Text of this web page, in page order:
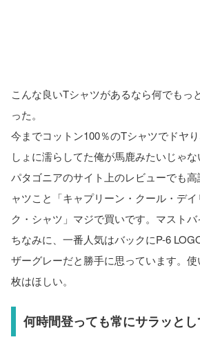
こんな良いTシャツがあるなら何でもっ
った。
今までコットン100％のTシャツでドヤ
しょに濡らしてた俺が馬鹿みたいじゃな
パタゴニアのサイト上のレビューでも
ャツこと「キャプリーン・クール・デ
ク・シャツ」マジで買いです。マストバ
ちなみに、一番人気はバックにP-6
ザーグレーだと勝手に思っています。
枚はほしい。
何時間登っても常にサラッと